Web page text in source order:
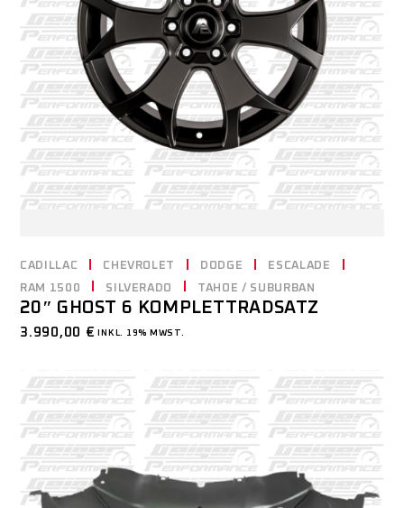
CADILLAC CHEVROLET DODGE
ESCALADE
RAM 1500
SILVERADO TAHOE / SUBURBAN
20″ GHOST 6 KOMPLETTRADSATZ
3.990,00 € INKL. 19% MWST.